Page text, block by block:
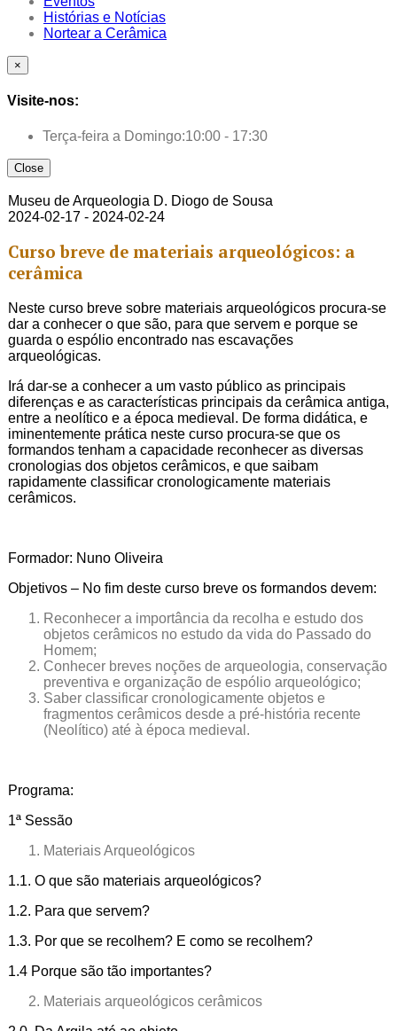
Histórias e Notícias
Nortear a Cerâmica
×
Visite-nos:
Terça-feira a Domingo:10:00 - 17:30
Close
Museu de Arqueologia D. Diogo de Sousa
2024-02-17 - 2024-02-24
Curso breve de materiais arqueológicos: a
cerâmica
Neste curso breve sobre materiais arqueológicos procura-se
dar a conhecer o que são, para que servem e porque se
guarda o espólio encontrado nas escavações
arqueológicas.
Irá dar-se a conhecer a um vasto público as principais
diferenças e as características principais da cerâmica antiga,
entre a neolítico e a época medieval. De forma didática, e
iminentemente prática neste curso procura-se que os
formandos tenham a capacidade reconhecer as diversas
cronologias dos objetos cerâmicos, e que saibam
rapidamente classificar cronologicamente materiais
cerâmicos.
Formador: Nuno Oliveira
Objetivos – No fim deste curso breve os formandos devem:
Reconhecer a importância da recolha e estudo dos
objetos cerâmicos no estudo da vida do Passado do
Homem;
Conhecer breves noções de arqueologia, conservação
preventiva e organização de espólio arqueológico;
Saber classificar cronologicamente objetos e
fragmentos cerâmicos desde a pré-história recente
(Neolítico) até à época medieval.
Programa:
1ª Sessão
Materiais Arqueológicos
1.1. O que são materiais arqueológicos?
1.2. Para que servem?
1.3. Por que se recolhem? E como se recolhem?
1.4 Porque são tão importantes?
Materiais arqueológicos cerâmicos